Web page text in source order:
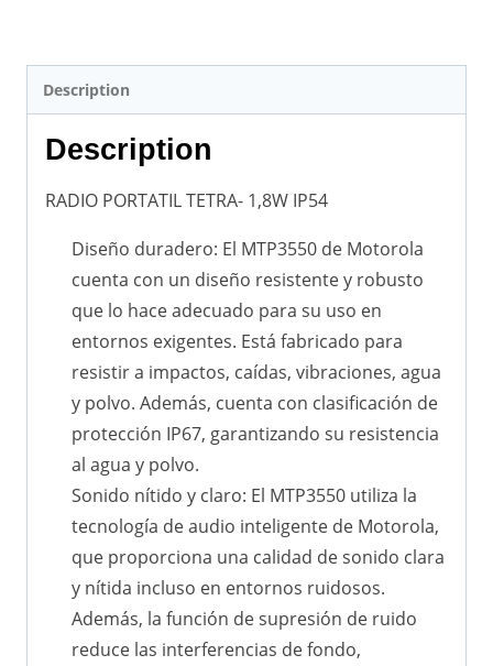
Description
Description
RADIO PORTATIL TETRA- 1,8W IP54
Diseño duradero: El MTP3550 de Motorola
cuenta con un diseño resistente y robusto
que lo hace adecuado para su uso en
entornos exigentes. Está fabricado para
resistir a impactos, caídas, vibraciones, agua
y polvo. Además, cuenta con clasificación de
protección IP67, garantizando su resistencia
al agua y polvo.
Sonido nítido y claro: El MTP3550 utiliza la
tecnología de audio inteligente de Motorola,
que proporciona una calidad de sonido clara
y nítida incluso en entornos ruidosos.
Además, la función de supresión de ruido
reduce las interferencias de fondo,